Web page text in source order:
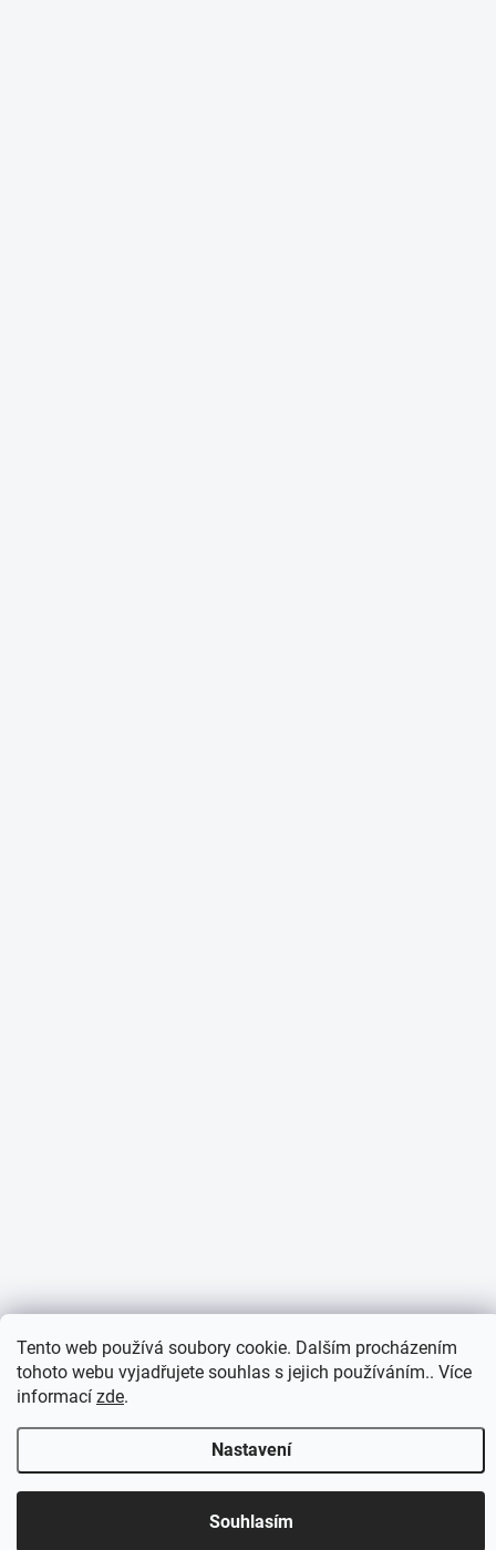
Tento web používá soubory cookie. Dalším procházením
tohoto webu vyjadřujete souhlas s jejich používáním.. Více
informací zde.
Nastavení
Souhlasím
Otevírací doba 7:30 - 16:00 hod